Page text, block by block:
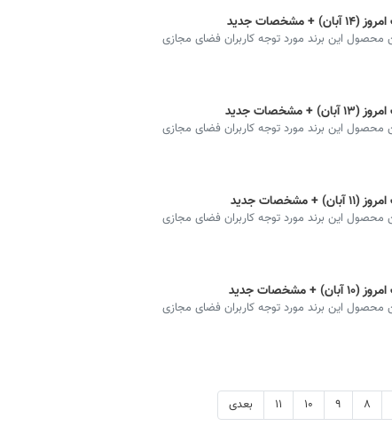
جدید
این برند مورد توجه کاربران فضای مجازی
جدید
این برند مورد توجه کاربران فضای مجازی
جدید
این برند مورد توجه کاربران فضای مجازی
جدید
این برند مورد توجه کاربران فضای مجازی
۸ ۹ ۱۰ ۱۱ بعدی